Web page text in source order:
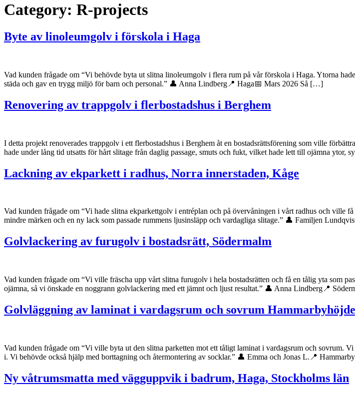
Category: R-projects
Byte av linoleumgolv i förskola i Haga
Vad kunden frågade om “Vi behövde byta ut slitna linoleumgolv i flera rum på vår förskola i Haga. Ytorna
städa och gav en trygg miljö för barn och personal.” 👤 Anna Lindberg📍 Haga📅 Mars 2026 Så […]
Renovering av trappgolv i flerbostadshus i Berghem
I detta projekt renoverades trappgolv i ett flerbostadshus i Berghem åt en bostadsrättsförening som ville
hade under lång tid utsatts för hårt slitage från daglig passage, smuts och fukt, vilket hade lett till ojämna
Lackning av ekparkett i radhus, Norra innerstaden, Kåge
Vad kunden frågade om “Vi hade slitna ekparkettgolv i entréplan och på övervåningen i vårt radhus och
mindre märken och en ny lack som passade rummens ljusinsläpp och vardagliga slitage.” 👤 Familjen
Golvlackering av furugolv i bostadsrätt, Södermalm
Vad kunden frågade om “Vi ville fräscha upp vårt slitna furugolv i hela bostadsrätten och få en tålig yta som
ojämna, så vi önskade en noggrann golvlackering med ett jämnt och ljust resultat.” 👤 Anna Lindberg📍
Golvläggning av laminat i vardagsrum och sovrum
Vad kunden frågade om “Vi ville byta ut den slitna parketten mot ett tåligt laminat i vardagsrum och sovrum.
i. Vi behövde också hjälp med borttagning och återmontering av socklar.” 👤 Emma och Jonas L.📍
Ny våtrumsmatta med vägguppvik i badrum, Haga, Stockholms län